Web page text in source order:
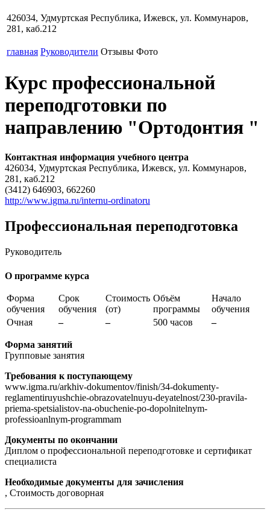
426034, Удмуртская Республика, Ижевск, ул. Коммунаров,
281, каб.212
главная Руководители Отзывы Фото
Курс профессиональной
переподготовки по
направлению "Ортодонтия "
Контактная информация учебного центра
426034, Удмуртская Республика, Ижевск, ул. Коммунаров,
281, каб.212
(3412) 646903, 662260
http://www.igma.ru/internu-ordinatoru
Профессиональная переподготовка
Руководитель
О программе курса
Форма
обучения
Срок
обучения
Стоимость
(от)
Объём
программы
Начало
обучения
Очная
– – 500 часов –
Форма занятий
Групповые занятия
Требования к поступающему
www.igma.ru/arkhiv-dokumentov/finish/34-dokumenty-
reglamentiruyushchie-obrazovatelnuyu-deyatelnost/230-pravila-
priema-spetsialistov-na-obuchenie-po-dopolnitelnym-
professioanlnym-programmam
Документы по окончании
Диплом о профессиональной переподготовке и сертификат
специалиста
Необходимые документы для зачисления
, Стоимость договорная